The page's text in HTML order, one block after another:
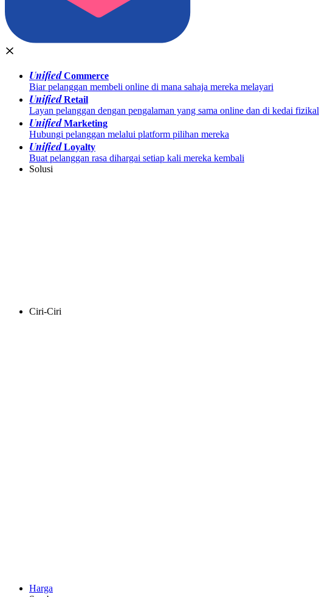
UnifiedCommerce
Biar pelanggan membeli online di mana sahaja mereka melayari
UnifiedRetail
Layan pelanggan dengan pengalaman yang sama online dan di kedai fizikal
UnifiedMarketing
Hubungi pelanggan melalui platform pilihan mereka
UnifiedLoyalty
Buat pelanggan rasa dihargai setiap kali mereka kembali
Solusi
Ciri-Ciri
Harga